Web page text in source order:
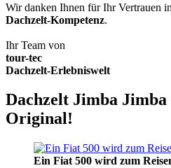
Wir danken Ihnen für Ihr Vertrauen
Dachzelt-Kompetenz.
Ihr Team von
tour-tec
Dachzelt-Erlebniswelt
Dachzelt Jimba Jimba
Original!
Ein Fiat 500 wird zum